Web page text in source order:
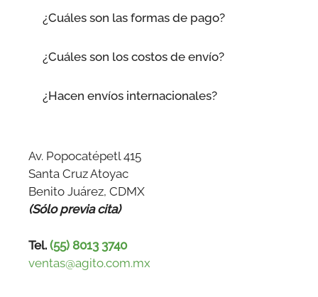
¿Cuáles son las formas de pago?
¿Cuáles son los costos de envío?
¿Hacen envíos internacionales?
Av. Popocatépetl 415
Santa Cruz Atoyac
Benito Juárez, CDMX
(Sólo previa cita)
Tel. (55) 8013 3740
ventas@agito.com.mx